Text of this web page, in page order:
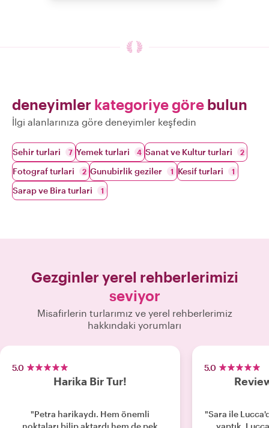
deneyimler kategoriye göre bulun
İlgi alanlarınıza göre deneyimler keşfedin
Sehir turlari 7 Yemek turlari 4 Sanat ve Kultur turlari 2
Fotograf turlari 2 Gunubirlik geziler 1 Kesif turlari 1
Sarap ve Bira turlari 1
Gezginler yerel rehberlerimizi
seviyor
Misafirlerin turlarımız ve yerel rehberlerimiz
hakkındaki yorumları
5.0
Harika Bir Tur!
"Petra harikaydı. Hem önemli
noktaları bilip aktardı hem de pek
5.0
"Sara ile
yaptık.